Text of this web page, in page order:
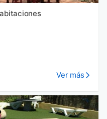
Ver más